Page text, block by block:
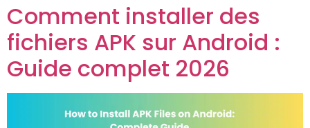
Comment installer des
fichiers APK sur Android :
Guide complet 2026